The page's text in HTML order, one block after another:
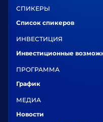
СПИКЕРЫ
Список спикеров
ИНВЕСТИЦИЯ
Инвестиционные
ПРОГРАММА
График
МЕДИА
Новости